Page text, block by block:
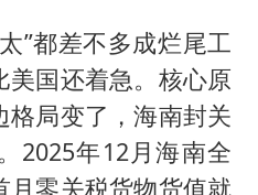
”都差不多成烂尾工
国还着急。核心原
格局变了，海南封关
2025年12月海南全
月零关税货物货值就